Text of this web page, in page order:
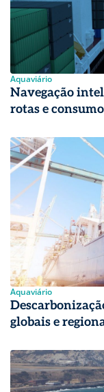
Aquaviário
Navegação inteligente:
rotas e
Aquaviário
globais e